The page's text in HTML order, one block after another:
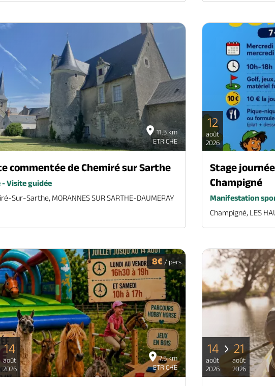
11.5 km
ETRICHE
commentée de Chemiré sur Sarthe
- Visite guidée
Sur-Sarthe, MORANNES SUR SARTHE-DAUMERAY
12
août
2026
Stage
Champigné
Manifestation
Champigné, LES
7.5 km
ETRICHE
8€/ pers.
14
août
2026
14
août
2026
21
août
2026